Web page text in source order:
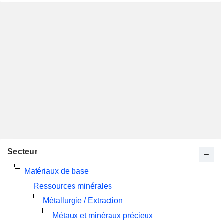
Secteur
Matériaux de base
Ressources minérales
Métallurgie / Extraction
Métaux et minéraux précieux